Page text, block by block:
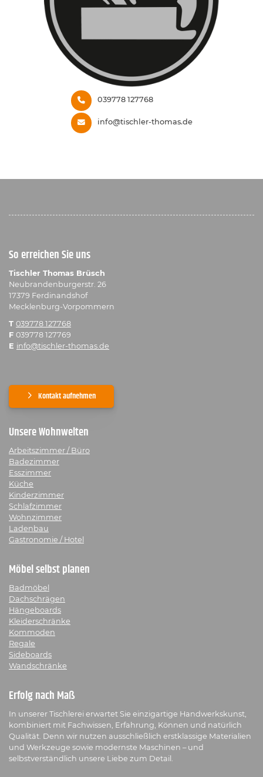
039778 127768
info@tischler-thomas.de
So erreichen Sie uns
Tischler Thomas Brüsch
Neubrandenburgerstr. 26
17379 Ferdinandshof
Mecklenburg-Vorpommern
T 039778 127768
F 039778 127769
E info@tischler-thomas.de
Kontakt aufnehmen
Unsere Wohnwelten
Arbeitszimmer / Büro
Badezimmer
Esszimmer
Küche
Kinderzimmer
Schlafzimmer
Wohnzimmer
Ladenbau
Gastronomie / Hotel
Möbel selbst planen
Badmöbel
Dachschrägen
Hängeboards
Kleiderschränke
Kommoden
Regale
Sideboards
Wandschränke
Erfolg nach Maß
In unserer Tischlerei erwartet Sie einzigartige Handwerkskunst,
kombiniert mit Fachwissen, Erfahrung, Können und natürlich
Qualität. Denn wir nutzen ausschließlich erstklassige Materialien
und Werkzeuge sowie modernste Maschinen – und
selbstverständlich unsere Liebe zum Detail.